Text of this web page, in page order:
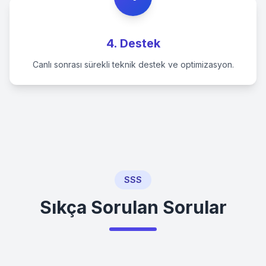
4. Destek
Canlı sonrası sürekli teknik destek ve optimizasyon.
SSS
Sıkça Sorulan Sorular